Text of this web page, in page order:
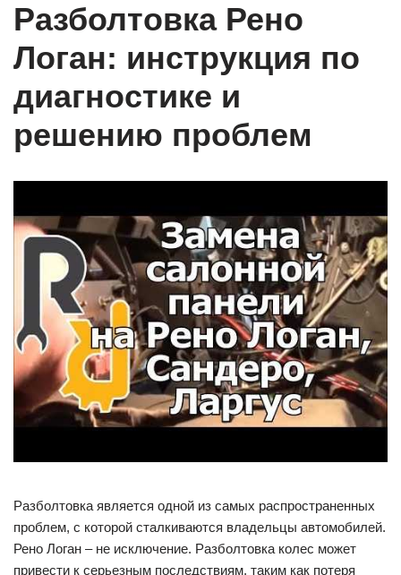
Разболтовка Рено
Логан: инструкция по
диагностике и
решению проблем
Разболтовка является одной из самых распространенных
проблем, с которой сталкиваются владельцы автомобилей.
Рено Логан – не исключение. Разболтовка колес может
привести к серьезным последствиям, таким как потеря